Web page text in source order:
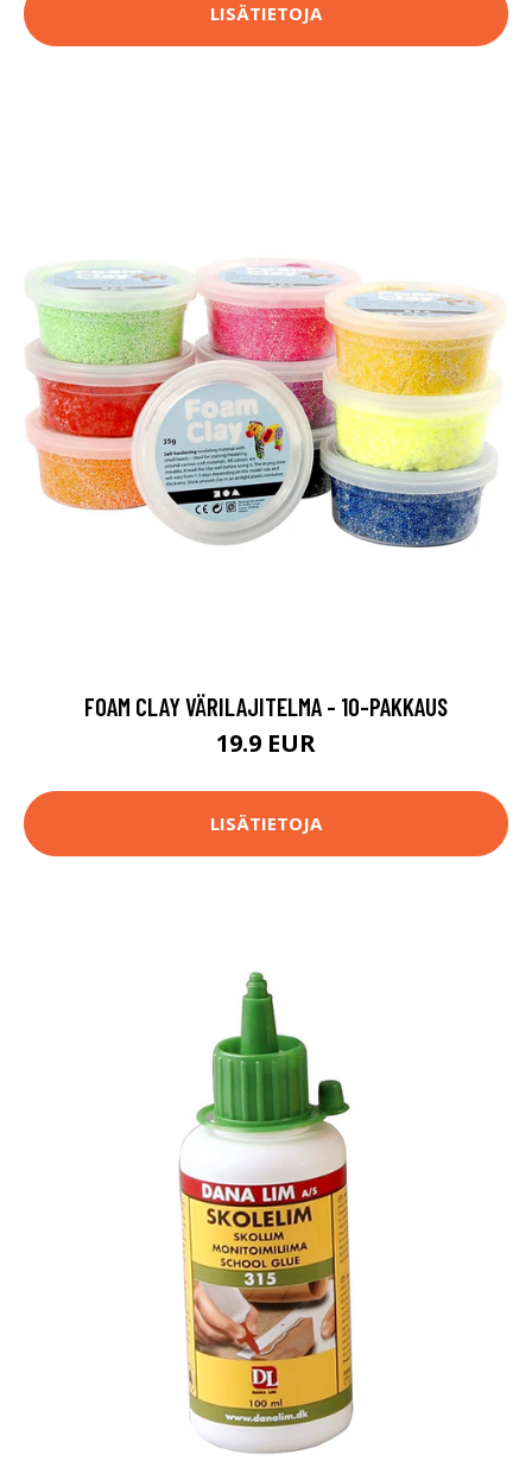
LISÄTIETOJA
FOAM CLAY VÄRILAJITELMA - 10-PAKKAUS
19.9 EUR
LISÄTIETOJA